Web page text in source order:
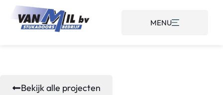
MENU
Bekijk alle projecten